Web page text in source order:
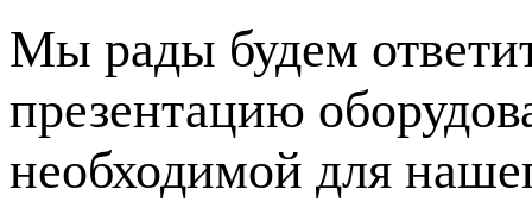
Мы рады будем
презентацию
необходимой для